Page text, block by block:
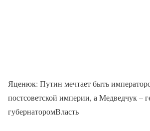
Яценюк: Путин мечтает быть
постсоветской империи, а Медведчук –
губернаторомВласть